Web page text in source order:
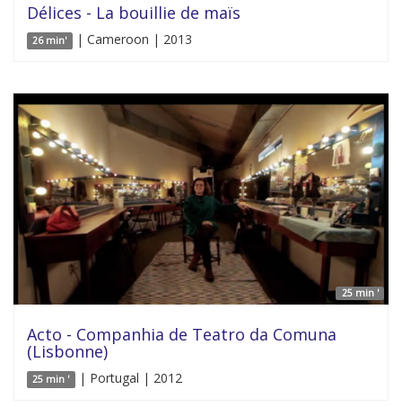
Délices - La bouillie de maïs
26 min' | Cameroon | 2013
25 min '
Acto - Companhia de Teatro da Comuna
(Lisbonne)
25 min ' | Portugal | 2012